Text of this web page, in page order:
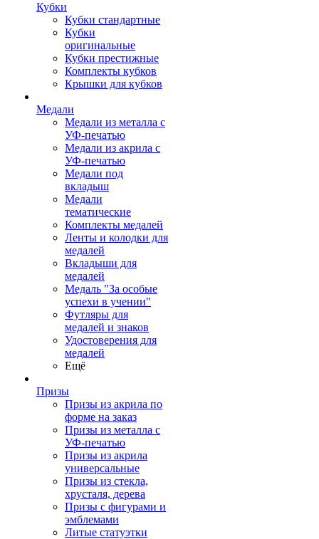
Кубки
Кубки стандартные
Кубки
оригинальные
Кубки престижные
Комплекты кубков
Крышки для кубков
Медали
Медали из металла с
УФ-печатью
Медали из акрила с
УФ-печатью
Медали под
вкладыш
Медали
тематические
Комплекты медалей
Ленты и колодки для
медалей
Вкладыши для
медалей
Медаль "За особые
успехи в учении"
Футляры для
медалей и знаков
Удостоверения для
медалей
Ещё
Призы
Призы из акрила по
форме на заказ
Призы из металла с
УФ-печатью
Призы из акрила
универсальные
Призы из стекла,
хрусталя, дерева
Призы с фигурами и
эмблемами
Литые статуэтки